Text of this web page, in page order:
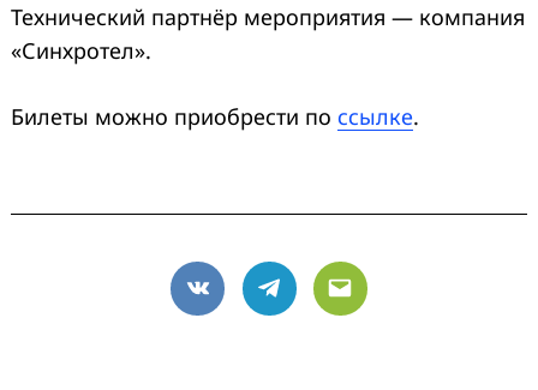
Технический партнёр мероприятия — компания
«Синхротел».
Билеты можно приобрести по ссылке.
VK Telegram
Email